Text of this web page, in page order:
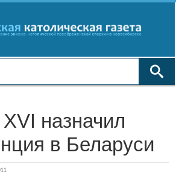
назначил
в Беларуси